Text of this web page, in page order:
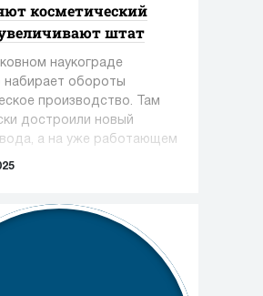
косметический
штат
наукограде
набирает обороты
производство. Там
достроили новый
а на уже работающем
только за этот год